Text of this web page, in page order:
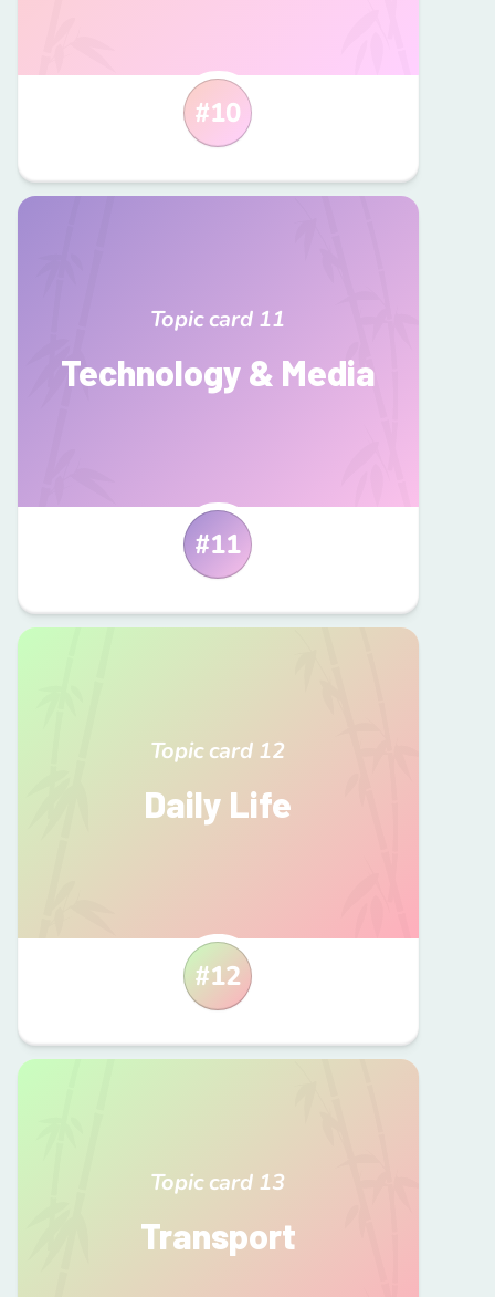
#10
Topic card 11
Technology & Media
#11
Topic card 12
Daily Life
#12
Topic card 13
Transport